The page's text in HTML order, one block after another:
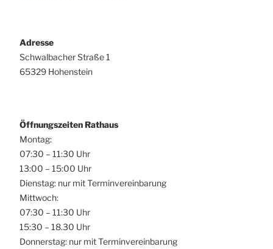
Adresse
Schwalbacher Straße 1
65329 Hohenstein
Öffnungszeiten Rathaus
Montag:
07:30 – 11:30 Uhr
13:00 – 15:00 Uhr
Dienstag: nur mit Terminvereinbarung
Mittwoch:
07:30 – 11:30 Uhr
15:30 – 18.30 Uhr
Donnerstag: nur mit Terminvereinbarung